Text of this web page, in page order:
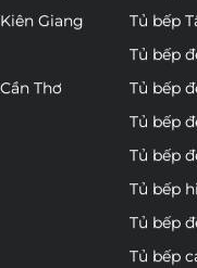
Giang
Thơ
Tủ bếp
Tủ bếp
Tủ bếp
Tủ bếp
Tủ bếp
Tủ bếp
Tủ bếp
Tủ bếp